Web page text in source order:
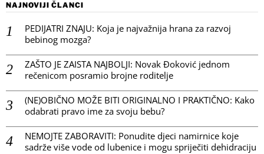
NAJNOVIJI ČLANCI
PEDIJATRI ZNAJU: Koja je najvažnija hrana za razvoj
bebinog mozga?
ZAŠTO JE ZAISTA NAJBOLJI: Novak Đoković jednom
rečenicom posramio brojne roditelje
(NE)OBIČNO MOŽE BITI ORIGINALNO I PRAKTIČNO: Kako
odabrati pravo ime za svoju bebu?
NEMOJTE ZABORAVITI: Ponudite djeci namirnice koje
sadrže više vode od lubenice i mogu spriječiti dehidraciju